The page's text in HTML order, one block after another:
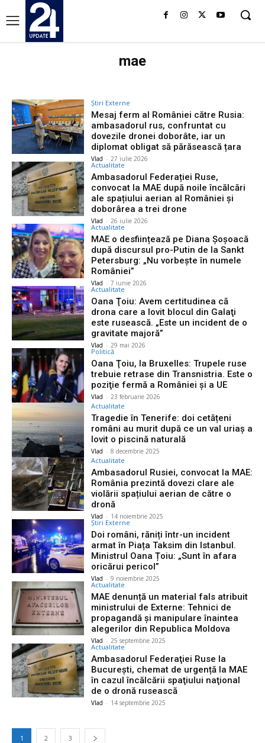
mae
Știri Externe
Mesaj ferm al României către Rusia:
ambasadorul rus, confruntat cu
dovezile dronei doborâte, iar un
diplomat obligat să părăsească țara
Vlad - 27 iulie 2026
Actualitate
Ambasadorul Federației Ruse,
convocat la MAE după noile încălcări
ale spațiului aerian al României și
doborârea a trei drone
Vlad - 26 iulie 2026
Actualitate
MAE o desființează pe Diana Șoșoacă
după discursul pro-Putin de la Sankt
Petersburg: „Nu vorbește în numele
României”
Vlad - 7 iunie 2026
Actualitate
Oana Ţoiu: Avem certitudinea că
drona care a lovit blocul din Galaţi
este rusească. „Este un incident de o
gravitate majoră”
Vlad - 29 mai 2026
Politică
Oana Ţoiu, la Bruxelles: Trupele ruse
trebuie retrase din Transnistria. Este o
poziţie fermă a României şi a UE
Vlad - 23 februarie 2026
Actualitate
Tragedie în Tenerife: doi cetățeni
români au murit după ce un val uriaș a
lovit o piscină naturală
Vlad - 8 decembrie 2025
Actualitate
Ambasadorul Rusiei, convocat la MAE:
România prezintă dovezi clare ale
violării spațiului aerian de către o
dronă
Vlad - 14 noiembrie 2025
Știri Externe
Doi români, răniți într-un incident
armat în Piața Taksim din Istanbul.
Ministrul Oana Țoiu: „Sunt în afara
oricărui pericol”
Vlad - 9 noiembrie 2025
Actualitate
MAE denunță un material fals atribuit
ministrului de Externe: Tehnici de
propagandă și manipulare înaintea
alegerilor din Republica Moldova
Vlad - 25 septembrie 2025
Actualitate
Ambasadorul Federaţiei Ruse la
Bucureşti, chemat de urgență la MAE
în cazul încălcării spaţiului naţional
de o dronă rusească
Vlad - 14 septembrie 2025
1 2 3